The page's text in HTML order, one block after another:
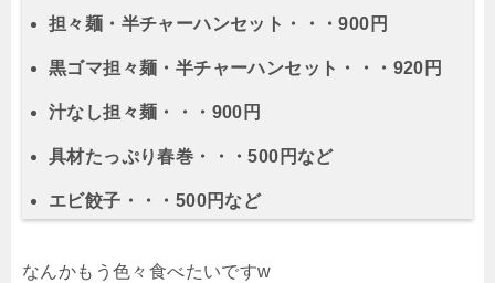
担々麺・半チャーハンセット・・・900円
黒ゴマ担々麺・半チャーハンセット・・・920円
汁なし担々麺・・・900円
具材たっぷり春巻・・・500円など
エビ餃子・・・500円など
なんかもう色々食べたいですw